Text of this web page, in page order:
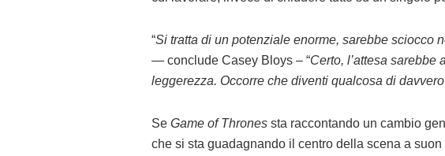
“Si tratta di un potenziale enorme, sarebbe sciocco
— conclude Casey Bloys – “Certo, l’attesa sarebbe
leggerezza. Occorre che diventi qualcosa di
Se Game of Thrones sta raccontando un cambio
che si sta guadagnando il centro della scena a